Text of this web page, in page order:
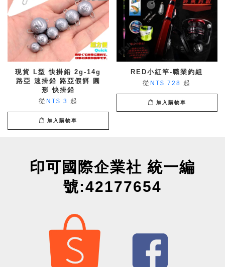
現貨 L型 快掛鉛 2g-14g
路亞 速掛鉛 路亞假餌 圓
形 快掛鉛
從 NT$ 3 起
加入購物車
RED小紅竿-職業釣組
從 NT$ 728 起
加入購物車
印可國際企業社 統一編
號:42177654